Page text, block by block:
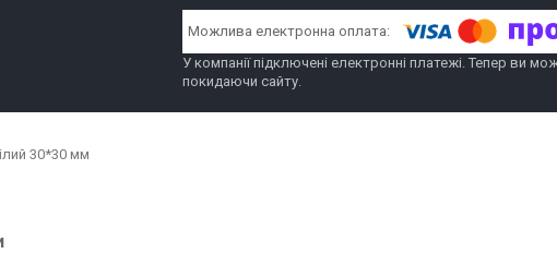
У компанії підключені електронні платежі. Тепер ви
покидаючи сайту.
30*30 мм